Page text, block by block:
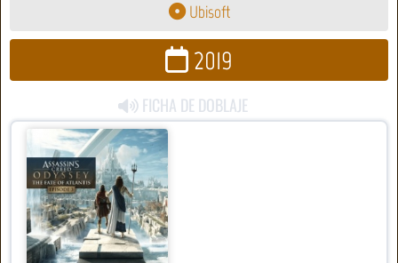
Ubisoft
2019
FICHA DE DOBLAJE